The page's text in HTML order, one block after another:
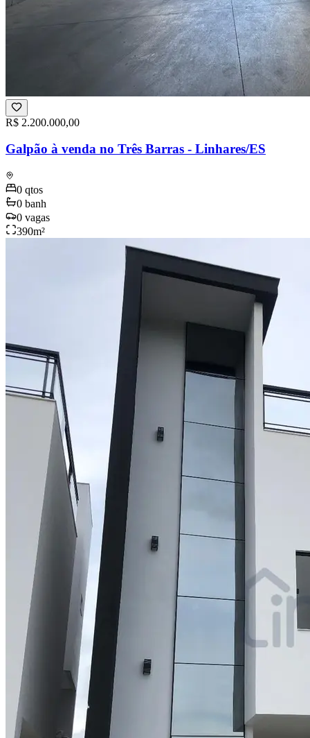
R$ 2.200.000,00
Galpão à venda no Três Barras - Linhares/ES
0 qtos
0 banh
0 vagas
390m²